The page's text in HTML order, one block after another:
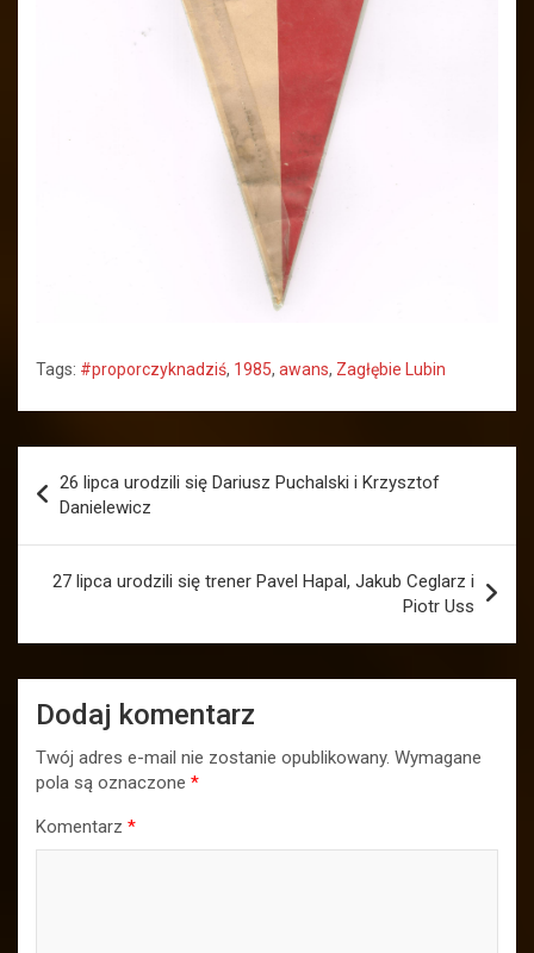
Tags: #proporczyknadziś, 1985, awans, Zagłębie Lubin
wpisu
26 lipca urodzili się Dariusz Puchalski i Krzysztof
Danielewicz
27 lipca urodzili się trener Pavel Hapal, Jakub Ceglarz i
Piotr Uss
Dodaj komentarz
Twój adres e-mail nie zostanie opublikowany. Wymagane
pola są oznaczone *
Komentarz *